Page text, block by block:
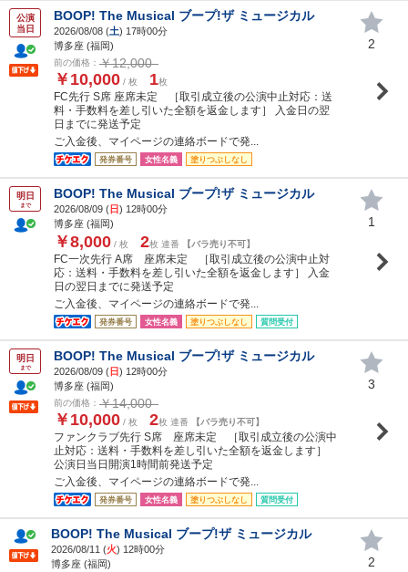
公演
当日
BOOP! The Musical ブープ!ザ ミュージカル
2026/08/08 (土) 17時00分
博多座 (福岡)
前の価格： ￥12,000
￥10,000 / 枚 1枚
FC先行 S席 座席未定 ［取引成立後の公演中止対応：送
料・手数料を差し引いた全額を返金します］ 入金日の翌
日までに発送予定
ご入金後、マイページの連絡ボードで発...
発券番号 女性名義 塗りつぶしなし
2
明日
まで
BOOP! The Musical ブープ!ザ ミュージカル
2026/08/09 (日) 12時00分
博多座 (福岡)
￥8,000 / 枚 2枚 連番 【バラ売り不可】
FC一次先行 A席 座席未定 ［取引成立後の公演中止対
応：送料・手数料を差し引いた全額を返金します］ 入金
日の翌日までに発送予定
ご入金後、マイページの連絡ボードで発...
発券番号 女性名義 塗りつぶしなし 質問受付
1
明日
まで
BOOP! The Musical ブープ!ザ ミュージカル
2026/08/09 (日) 12時00分
博多座 (福岡)
前の価格： ￥14,000
￥10,000 / 枚 2枚 連番 【バラ売り不可】
ファンクラブ先行 S席 座席未定 ［取引成立後の公演中
止対応：送料・手数料を差し引いた全額を返金します］
公演日当日開演1時間前発送予定
ご入金後、マイページの連絡ボードで発...
発券番号 女性名義 塗りつぶしなし 質問受付
3
BOOP! The Musical ブープ!ザ ミュージカル
2026/08/11 (火) 12時00分
博多座 (福岡)
2